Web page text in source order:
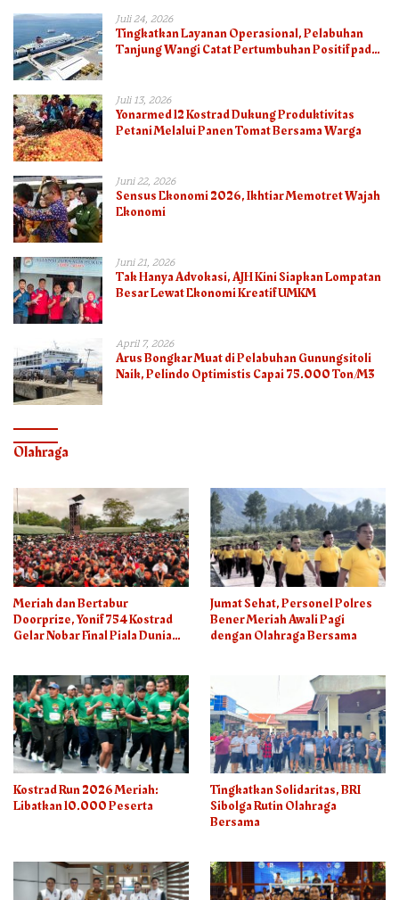
Juli 24, 2026
Tingkatkan Layanan Operasional, Pelabuhan
Tanjung Wangi Catat Pertumbuhan Positif pada
Juli 13, 2026
Yonarmed 12 Kostrad Dukung Produktivitas
Petani Melalui Panen Tomat Bersama Warga
Juni 22, 2026
Sensus Ekonomi 2026, Ikhtiar Memotret Wajah
Ekonomi
Juni 21, 2026
Tak Hanya Advokasi, AJH Kini Siapkan Lompatan
Besar Lewat Ekonomi Kreatif UMKM
April 7, 2026
Arus Bongkar Muat di Pelabuhan Gunungsitoli
Naik, Pelindo Optimistis Capai 75.000 Ton/M3
Olahraga
Meriah dan Bertabur
Doorprize, Yonif 754 Kostrad
Gelar Nobar Final Piala Dunia
Jumat Sehat, Personel Polres
Bener Meriah Awali Pagi
dengan Olahraga Bersama
Kostrad Run 2026 Meriah:
Libatkan 10.000 Peserta
Tingkatkan Solidaritas, BRI
Sibolga Rutin Olahraga
Bersama